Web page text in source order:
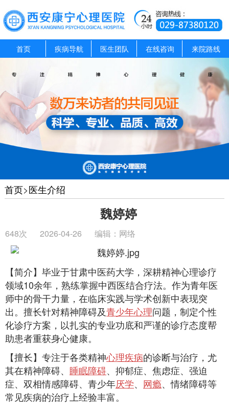
首页 疾病导航 医生团队 在线咨询 来院路线
首页>医生介绍
魏婷婷
648次 2026-04-26 编辑：网络
【简介】毕业于甘肃中医药大学，深耕精神心理诊疗
领域10余年，熟练掌握中西医结合疗法。作为青年医
师中的骨干力量，在临床实践与学术创新中表现突
出‌。擅长针对精神障碍及青少年心理问题，制定个性
化诊疗方案，以扎实的专业功底和严谨的诊疗态度帮
助患者重获身心健康‌。
【擅长】专注于各类精神心理疾病的诊断与治疗，尤
其在精神障碍、 睡眠障碍、抑郁症、焦虑症、强迫
症、双相情感障碍、青少年厌学、 网瘾、情绪障碍等
常见疾病的治疗上经验丰富。